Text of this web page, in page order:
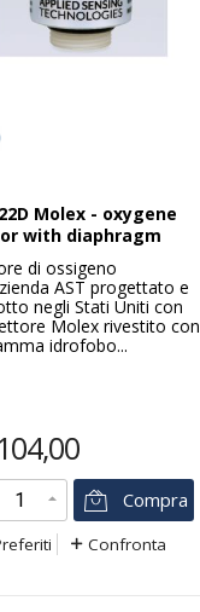
Molex - oxygene
with diaphragm
di ossigeno
AST progettato e
negli Stati Uniti con
Molex rivestito con
idrofobo...
Compra
Confronta